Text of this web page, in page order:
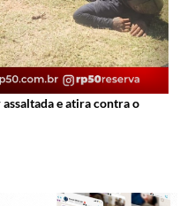
e atira contra o